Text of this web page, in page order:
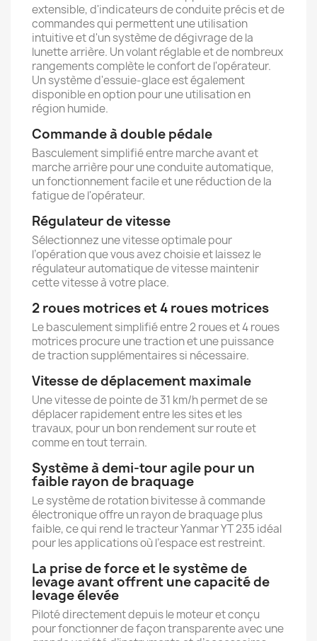
Ajouter à ma liste d'envies
add_circle_outline Créer une nouvelle liste
Créer une liste d'envies
Nom de la liste d'envies
Annuler Créer une liste d'envies
Connexion
Vous devez être connecté pour ajouter des produits
à votre liste d'envies.
Annuler
extensible, d'indicateurs de conduite précis et de
commandes qui permettent une utilisation
intuitive et d'un système de dégivrage de la
lunette arrière. Un volant réglable et de nombreux
rangements complète le confort de l'opérateur.
Un système d'essuie-glace est également
disponible en option pour une utilisation en
région humide.
Commande à double pédale
Basculement simplifié entre marche avant et
marche arrière pour une conduite automatique,
un fonctionnement facile et une réduction de la
fatigue de l'opérateur.
Régulateur de vitesse
Sélectionnez une vitesse optimale pour
l’opération que vous avez choisie et laissez le
régulateur automatique de vitesse maintenir
cette vitesse à votre place.
2 roues motrices et 4 roues motrices
Le basculement simplifié entre 2 roues et 4 roues
motrices procure une traction et une puissance
de traction supplémentaires si nécessaire.
Vitesse de déplacement maximale
Une vitesse de pointe de 31 km/h permet de se
déplacer rapidement entre les sites et les
travaux, pour un bon rendement sur route et
comme en tout terrain.
Système à demi-tour agile pour un
faible rayon de braquage
Le système de rotation bivitesse à commande
électronique offre un rayon de braquage plus
faible, ce qui rend le tracteur Yanmar YT 235 idéal
pour les applications où l’espace est restreint.
La prise de force et le système de
levage avant offrent une capacité de
levage élevée
Piloté directement depuis le moteur et conçu
pour fonctionner de façon transparente avec une